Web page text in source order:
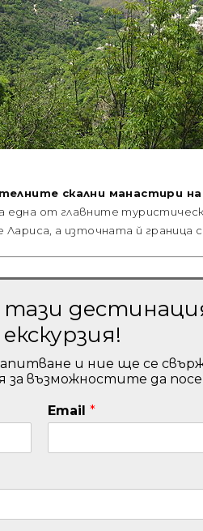
скални манастири
една от главните
а източната й граница
тази
и ние ще се
за възможностите да
Email*